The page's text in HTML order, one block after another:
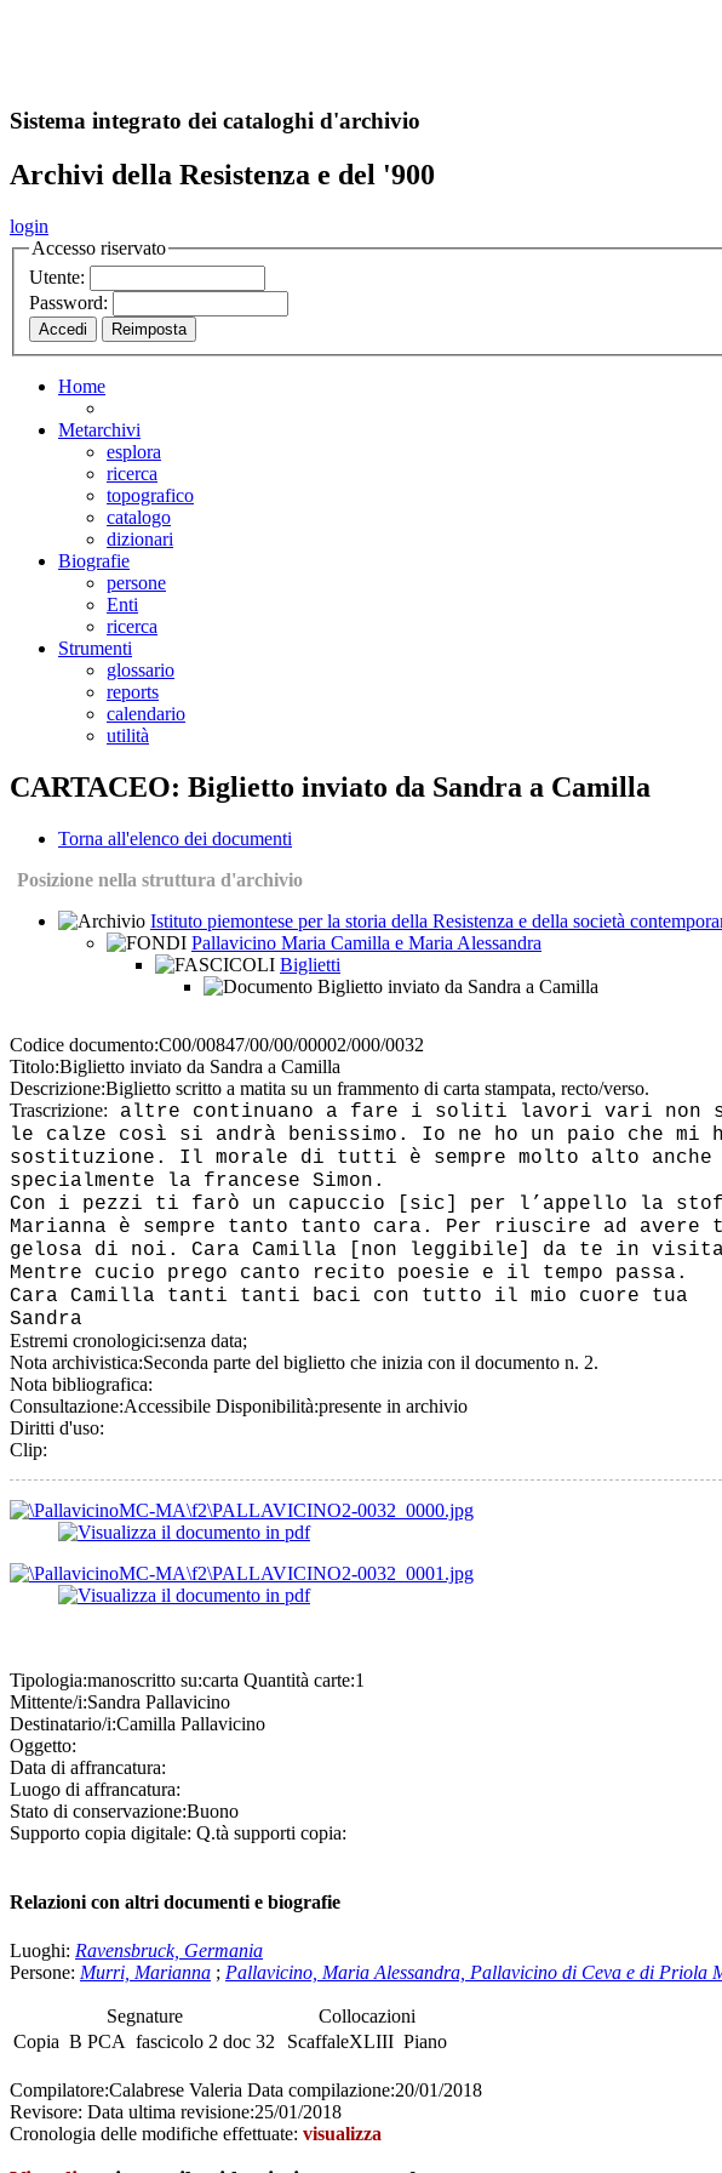
Sistema integrato dei cataloghi d'archivio
Archivi della Resistenza e del '900
login
Accesso riservato
Utente:
Password:
Home
Metarchivi
esplora
ricerca
topografico
catalogo
dizionari
Biografie
persone
Enti
ricerca
Strumenti
glossario
reports
calendario
utilità
CARTACEO: Biglietto inviato da Sandra a Camilla
Torna all'elenco dei documenti
Posizione nella struttura d'archivio
Istituto piemontese per la storia della Resistenza e della società
Pallavicino Maria Camilla e Maria Alessandra
Biglietti
Biglietto inviato da Sandra a Camilla
Codice documento:C00/00847/00/00/00002/000/0032
Titolo:Biglietto inviato da Sandra a Camilla
Descrizione:Biglietto scritto a matita su un frammento di carta stampata, recto/verso.
Trascrizione: altre continuano a fare i soliti lavori vari non so
le calze così si andrà benissimo. Io ne ho un paio che mi
sostituzione. Il morale di tutti è sempre molto alto anche
specialmente la francese Simon.
Con i pezzi ti farò un capuccio [sic] per l’appello la
Marianna è sempre tanto tanto cara. Per riuscire ad
gelosa di noi. Cara Camilla [non leggibile] da te in
Mentre cucio prego canto recito poesie e il tempo passa.
Cara Camilla tanti tanti baci con tutto il mio cuore tua
Sandra
Estremi cronologici:senza data;
Nota archivistica:Seconda parte del biglietto che inizia con il documento n. 2.
Nota bibliografica:
Consultazione:Accessibile Disponibilità:presente in archivio
Diritti d'uso:
Clip:
Tipologia:manoscritto su:carta Quantità carte:1
Mittente/i:Sandra Pallavicino
Destinatario/i:Camilla Pallavicino
Oggetto:
Data di affrancatura:
Luogo di affrancatura:
Stato di conservazione:Buono
Supporto copia digitale: Q.tà supporti copia:
Relazioni con altri documenti e biografie
Luoghi: Ravensbruck, Germania
Persone: Murri, Marianna ; Pallavicino, Maria Alessandra, Pallavicino di Ceva e di Priola
Segnature
Copia B PCA fascicolo 2 doc 32
Collocazioni
ScaffaleXLIII Piano
Compilatore:Calabrese Valeria Data compilazione:20/01/2018
Revisore: Data ultima revisione:25/01/2018
Cronologia delle modifiche effettuate: visualizza